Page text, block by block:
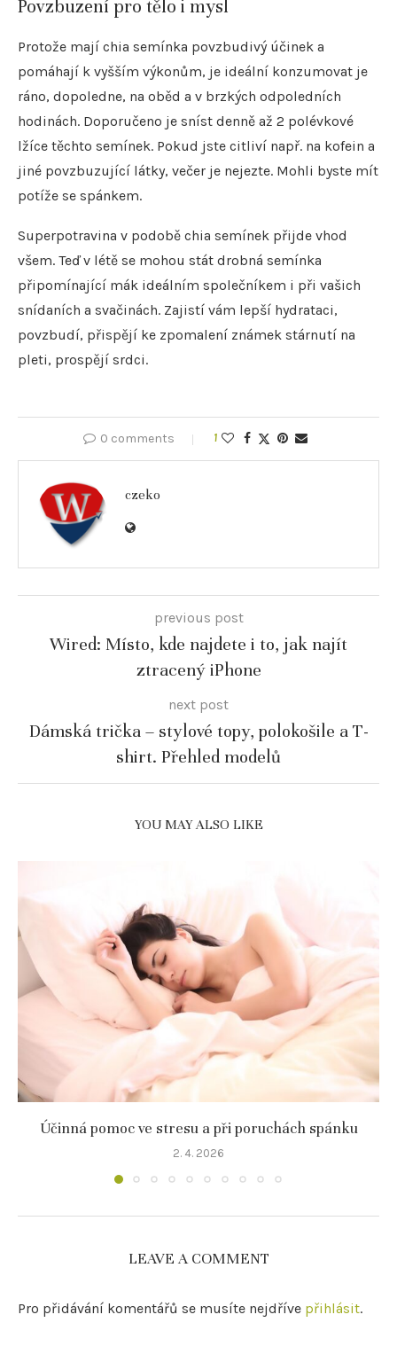
Povzbuzení pro tělo i mysl
Protože mají chia semínka povzbudivý účinek a
pomáhají k vyšším výkonům, je ideální konzumovat je
ráno, dopoledne, na oběd a v brzkých odpoledních
hodinách. Doporučeno je sníst denně až 2 polévkové
lžíce těchto semínek. Pokud jste citliví např. na kofein a
jiné povzbuzující látky, večer je nejezte. Mohli byste mít
potíže se spánkem.
Superpotravina v podobě chia semínek přijde vhod
všem. Teď v létě se mohou stát drobná semínka
připomínající mák ideálním společníkem i při vašich
snídaních a svačinách. Zajistí vám lepší hydrataci,
povzbudí, přispějí ke zpomalení známek stárnutí na
pleti, prospějí srdci.
0 comments 1
czeko
previous post
Wired: Místo, kde najdete i to, jak najít
ztracený iPhone
next post
Dámská trička – stylové topy, polokošile a T-
shirt. Přehled modelů
YOU MAY ALSO LIKE
Účinná pomoc ve stresu a při poruchách spánku
2. 4. 2026
LEAVE A COMMENT
Pro přidávání komentářů se musíte nejdříve přihlásit.